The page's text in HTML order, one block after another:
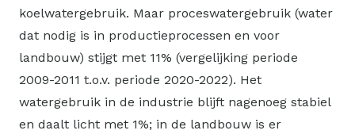
koelwatergebruik. Maar proceswatergebruik (water
dat nodig is in productieprocessen en voor
landbouw) stijgt met 11% (vergelijking periode
2009-2011 t.o.v. periode 2020-2022). Het
watergebruik in de industrie blijft nagenoeg stabiel
en daalt licht met 1%; in de landbouw is er